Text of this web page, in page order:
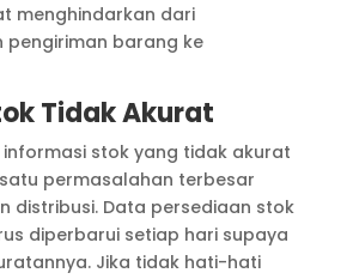
menghindarkan dari
barang ke
Tidak Akurat
informasi stok yang tidak akurat
permasalahan terbesar
distribusi. Data persediaan stok
diperbarui setiap hari supaya
Jika tidak hati-hati